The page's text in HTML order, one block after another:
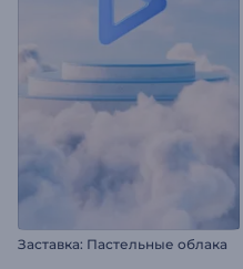
Заставка: Пастельные облака